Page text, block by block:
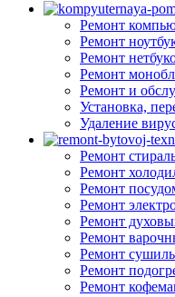
Ремонт
Ремонт
Ремонт
Ремонт
Ремонт и
Установка,
Удаление
Ремонт
Ремонт
Ремонт
Ремонт
Ремонт
Ремонт
Ремонт
Ремонт
Ремонт